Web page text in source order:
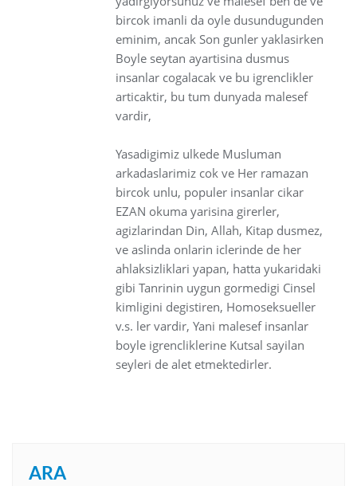
bircok imanli da oyle dusundugunden
eminim, ancak Son gunler yaklasirken
Boyle seytan ayartisina dusmus
insanlar cogalacak ve bu igrenclikler
articaktir, bu tum dunyada malesef
vardir,
Yasadigimiz ulkede Musluman
arkadaslarimiz cok ve Her ramazan
bircok unlu, populer insanlar cikar
EZAN okuma yarisina girerler,
agizlarindan Din, Allah, Kitap dusmez,
ve aslinda onlarin iclerinde de her
ahlaksizliklari yapan, hatta yukaridaki
gibi Tanrinin uygun gormedigi Cinsel
kimligini degistiren, Homoseksueller
v.s. ler vardir, Yani malesef insanlar
boyle igrencliklerine Kutsal sayilan
seyleri de alet etmektedirler.
ARA